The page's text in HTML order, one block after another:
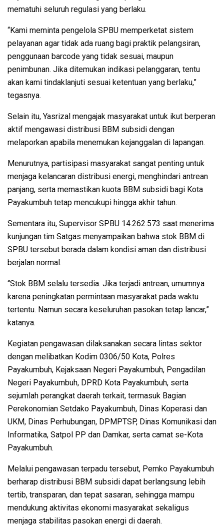
mematuhi seluruh regulasi yang berlaku.
“Kami meminta pengelola SPBU memperketat sistem
pelayanan agar tidak ada ruang bagi praktik pelangsiran,
penggunaan barcode yang tidak sesuai, maupun
penimbunan. Jika ditemukan indikasi pelanggaran, tentu
akan kami tindaklanjuti sesuai ketentuan yang berlaku,”
tegasnya.
Selain itu, Yasrizal mengajak masyarakat untuk ikut berperan
aktif mengawasi distribusi BBM subsidi dengan
melaporkan apabila menemukan kejanggalan di lapangan.
Menurutnya, partisipasi masyarakat sangat penting untuk
menjaga kelancaran distribusi energi, menghindari antrean
panjang, serta memastikan kuota BBM subsidi bagi Kota
Payakumbuh tetap mencukupi hingga akhir tahun.
Sementara itu, Supervisor SPBU 14.262.573 saat menerima
kunjungan tim Satgas menyampaikan bahwa stok BBM di
SPBU tersebut berada dalam kondisi aman dan distribusi
berjalan normal.
“Stok BBM selalu tersedia. Jika terjadi antrean, umumnya
karena peningkatan permintaan masyarakat pada waktu
tertentu. Namun secara keseluruhan pasokan tetap lancar,”
katanya.
Kegiatan pengawasan dilaksanakan secara lintas sektor
dengan melibatkan Kodim 0306/50 Kota, Polres
Payakumbuh, Kejaksaan Negeri Payakumbuh, Pengadilan
Negeri Payakumbuh, DPRD Kota Payakumbuh, serta
sejumlah perangkat daerah terkait, termasuk Bagian
Perekonomian Setdako Payakumbuh, Dinas Koperasi dan
UKM, Dinas Perhubungan, DPMPTSP, Dinas Komunikasi dan
Informatika, Satpol PP dan Damkar, serta camat se-Kota
Payakumbuh.
Melalui pengawasan terpadu tersebut, Pemko Payakumbuh
berharap distribusi BBM subsidi dapat berlangsung lebih
tertib, transparan, dan tepat sasaran, sehingga mampu
mendukung aktivitas ekonomi masyarakat sekaligus
menjaga stabilitas pasokan energi di daerah.